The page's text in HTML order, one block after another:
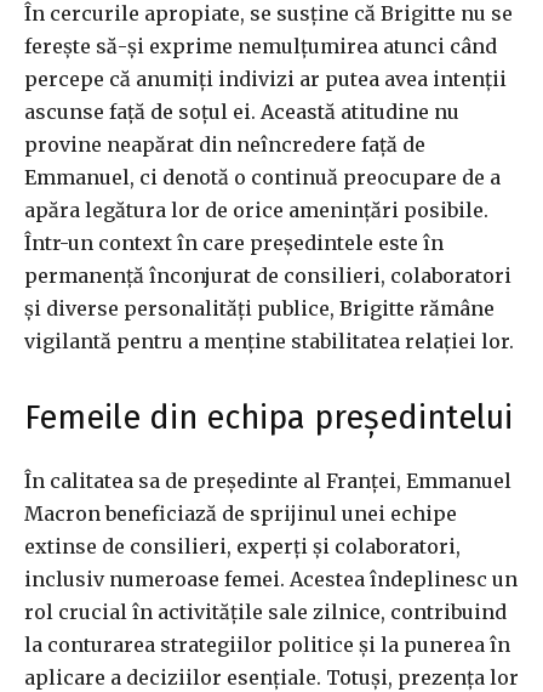
În cercurile apropiate, se susține că Brigitte nu se
ferește să-și exprime nemulțumirea atunci când
percepe că anumiți indivizi ar putea avea intenții
ascunse față de soțul ei. Această atitudine nu
provine neapărat din neîncredere față de
Emmanuel, ci denotă o continuă preocupare de a
apăra legătura lor de orice amenințări posibile.
Într-un context în care președintele este în
permanență înconjurat de consilieri, colaboratori
și diverse personalități publice, Brigitte rămâne
vigilantă pentru a menține stabilitatea relației lor.
Femeile din echipa președintelui
În calitatea sa de președinte al Franței, Emmanuel
Macron beneficiază de sprijinul unei echipe
extinse de consilieri, experți și colaboratori,
inclusiv numeroase femei. Acestea îndeplinesc un
rol crucial în activitățile sale zilnice, contribuind
la conturarea strategiilor politice și la punerea în
aplicare a deciziilor esențiale. Totuși, prezența lor